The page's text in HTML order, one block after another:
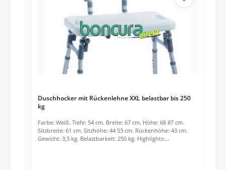
Duschhocker mit Rückenlehne XXL belastbar bis 250
kg
Farbe: Weiß. Tiefe: 54 cm. Breite: 67 cm. Höhe: 68 87 cm.
Sitzbreite: 61 cm. Sitzhöhe: 44 53 cm. Rückenhöhe: 43 cm.
Gewicht: 3,5 kg. Belastbarkeit: 250 kg. Highlights: